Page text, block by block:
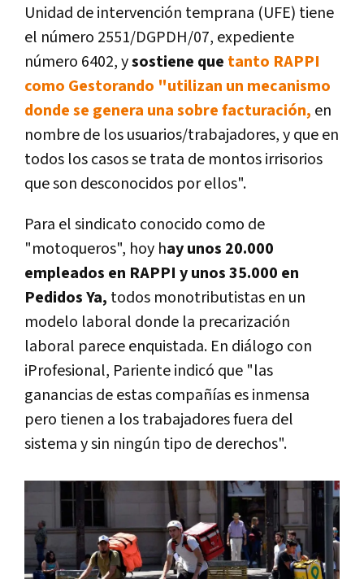
Unidad de intervención temprana (UFE) tiene
el número 2551/DGPDH/07, expediente
número 6402, ysostiene que tanto RAPPI
como Gestorando "utilizan un mecanismo
donde se genera una sobre facturación, en
nombre de los usuarios/trabajadores, y que en
todos los casos se trata de montos irrisorios
que son desconocidos por ellos".
Para el sindicato conocido como de
"motoqueros", hoy hay unos 20.000
empleados en RAPPI y unos 35.000 en
Pedidos Ya, todos monotributistas en un
modelo laboral donde la precarización
laboral parece enquistada. En diálogo con
iProfesional, Pariente indicó que "las
ganancias de estas compañías es inmensa
pero tienen a los trabajadores fuera del
sistema y sin ningún tipo de derechos".